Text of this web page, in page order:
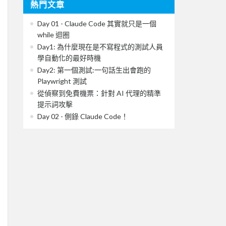
熱門文章
Day 01 - Claude Code 其實就只是一個
while 迴圈
Day1: 為什麼現在是不寫程式的測試人員
學自動化的最好時機
Day2: 第一個測試:一句話生出會跑的
Playwright 測試
從偵察到免費機票：針對 AI 代理的精準
提示詞攻擊
Day 02 - 側錄 Claude Code！